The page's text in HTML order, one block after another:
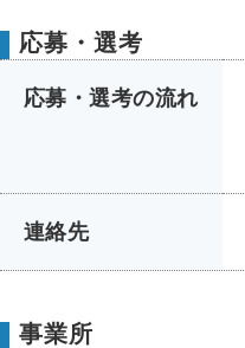
応募・選考
応募・選考の流れ
連絡先
事業所